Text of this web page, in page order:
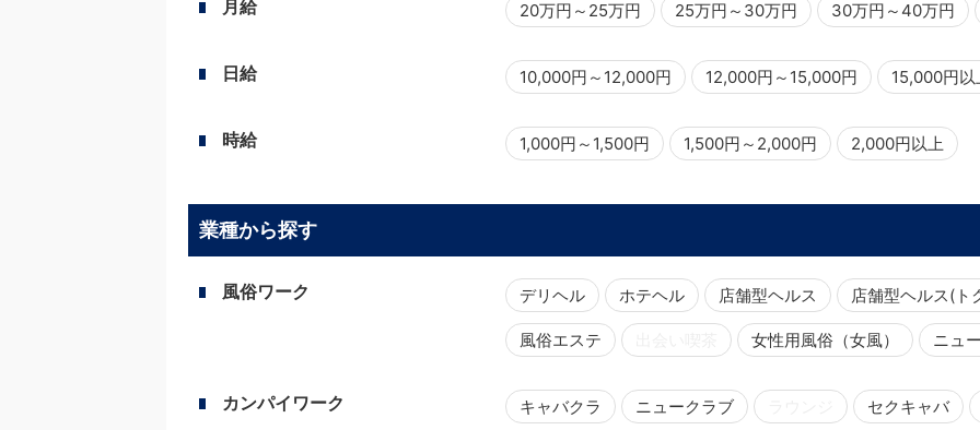
月給 20万円～25万円 25万円～30万円 30万円～40万円
日給 10,000円～12,000円 12,000円～15,000円 15,000円以
時給 1,000円～1,500円 1,500円～2,000円 2,000円以上
業種から探す
風俗ワーク デリヘル ホテヘル 店舗型ヘルス 店舗型ヘルス(ト
風俗エステ 女性用風俗（女風） ニュ
カンパイワーク キャバクラ ニュークラブ セクキャバ